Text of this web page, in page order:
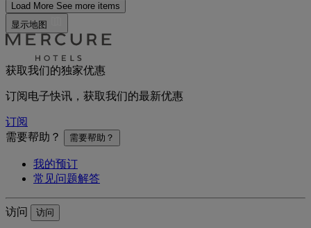
Load More See more items
显示地图
获取我们的独家优惠
订阅电子快讯，获取我们的最新优惠
订阅
需要帮助？
需要帮助？
我的预订
常见问题解答
访问 访问